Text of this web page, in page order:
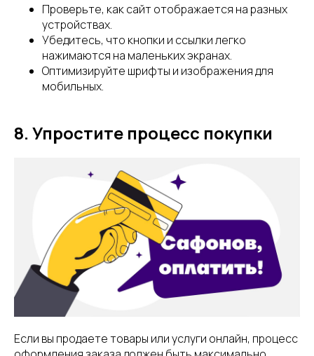
Проверьте, как сайт отображается на разных
устройствах.
Убедитесь, что кнопки и ссылки легко
нажимаются на маленьких экранах.
Оптимизируйте шрифты и изображения для
мобильных.
8. Упростите процесс покупки
Если вы продаете товары или услуги онлайн, процесс